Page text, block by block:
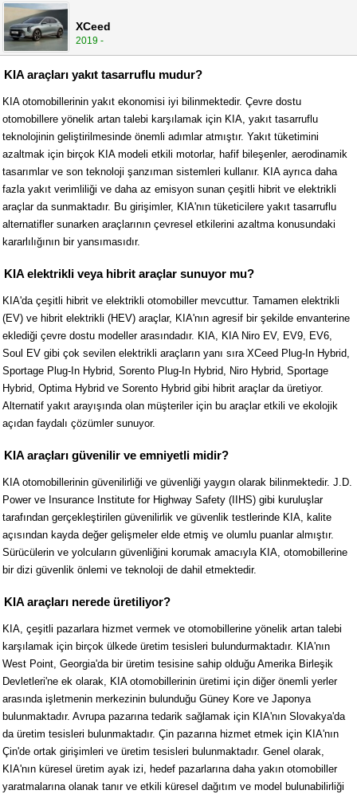
XCeed
2019 -
KIA araçları yakıt tasarruflu mudur?
KIA otomobillerinin yakıt ekonomisi iyi bilinmektedir. Çevre dostu
otomobillere yönelik artan talebi karşılamak için KIA, yakıt tasarruflu
teknolojinin geliştirilmesinde önemli adımlar atmıştır. Yakıt tüketimini
azaltmak için birçok KIA modeli etkili motorlar, hafif bileşenler, aerodinamik
tasarımlar ve son teknoloji şanzıman sistemleri kullanır. KIA ayrıca daha
fazla yakıt verimliliği ve daha az emisyon sunan çeşitli hibrit ve elektrikli
araçlar da sunmaktadır. Bu girişimler, KIA'nın tüketicilere yakıt tasarruflu
alternatifler sunarken araçlarının çevresel etkilerini azaltma konusundaki
kararlılığının bir yansımasıdır.
KIA elektrikli veya hibrit araçlar sunuyor mu?
KIA'da çeşitli hibrit ve elektrikli otomobiller mevcuttur. Tamamen elektrikli
(EV) ve hibrit elektrikli (HEV) araçlar, KIA'nın agresif bir şekilde envanterine
eklediği çevre dostu modeller arasındadır. KIA, KIA Niro EV, EV9, EV6,
Soul EV gibi çok sevilen elektrikli araçların yanı sıra XCeed Plug-In Hybrid,
Sportage Plug-In Hybrid, Sorento Plug-In Hybrid, Niro Hybrid, Sportage
Hybrid, Optima Hybrid ve Sorento Hybrid gibi hibrit araçlar da üretiyor.
Alternatif yakıt arayışında olan müşteriler için bu araçlar etkili ve ekolojik
açıdan faydalı çözümler sunuyor.
KIA araçları güvenilir ve emniyetli midir?
KIA otomobillerinin güvenilirliği ve güvenliği yaygın olarak bilinmektedir. J.D.
Power ve Insurance Institute for Highway Safety (IIHS) gibi kuruluşlar
tarafından gerçekleştirilen güvenilirlik ve güvenlik testlerinde KIA, kalite
açısından kayda değer gelişmeler elde etmiş ve olumlu puanlar almıştır.
Sürücülerin ve yolcuların güvenliğini korumak amacıyla KIA, otomobillerine
bir dizi güvenlik önlemi ve teknoloji de dahil etmektedir.
KIA araçları nerede üretiliyor?
KIA, çeşitli pazarlara hizmet vermek ve otomobillerine yönelik artan talebi
karşılamak için birçok ülkede üretim tesisleri bulundurmaktadır. KIA'nın
West Point, Georgia'da bir üretim tesisine sahip olduğu Amerika Birleşik
Devletleri'ne ek olarak, KIA otomobillerinin üretimi için diğer önemli yerler
arasında işletmenin merkezinin bulunduğu Güney Kore ve Japonya
bulunmaktadır. Avrupa pazarına tedarik sağlamak için KIA'nın Slovakya'da
da üretim tesisleri bulunmaktadır. Çin pazarına hizmet etmek için KIA'nın
Çin'de ortak girişimleri ve üretim tesisleri bulunmaktadır. Genel olarak,
KIA'nın küresel üretim ayak izi, hedef pazarlarına daha yakın otomobiller
yaratmalarına olanak tanır ve etkili küresel dağıtım ve model bulunabilirliği